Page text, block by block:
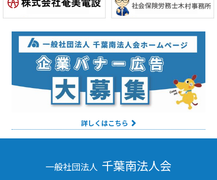
詳しくはこちら
一般社団法人 千葉南法人会